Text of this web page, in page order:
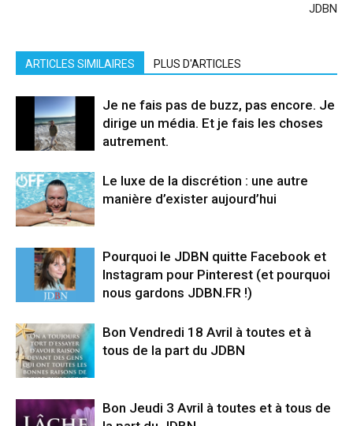
JDBN
ARTICLES SIMILAIRES PLUS D'ARTICLES
Je ne fais pas de buzz, pas encore. Je
dirige un média. Et je fais les choses
autrement.
Le luxe de la discrétion : une autre
manière d’exister aujourd’hui
Pourquoi le JDBN quitte Facebook et
Instagram pour Pinterest (et pourquoi
nous gardons JDBN.FR !)
Bon Vendredi 18 Avril à toutes et à
tous de la part du JDBN
Bon Jeudi 3 Avril à toutes et à tous de